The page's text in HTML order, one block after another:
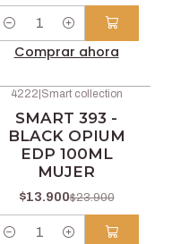
Cantidad
Comprar ahora
4222|Smart collection
SMART 393 -
BLACK OPIUM
EDP 100ML
MUJER
$13.900$23.900